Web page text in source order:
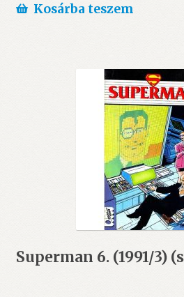
Kosárba teszem
Superman 6. (1991/3)